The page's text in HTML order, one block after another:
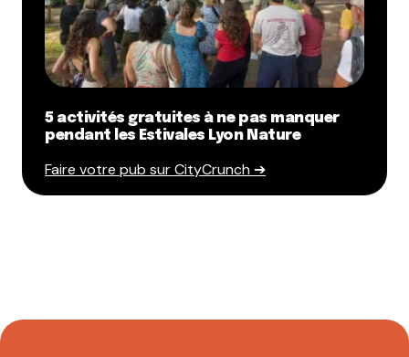
5 activités gratuites à ne pas manquer
pendant les Estivales Lyon Nature
Faire votre pub sur CityCrunch ➔